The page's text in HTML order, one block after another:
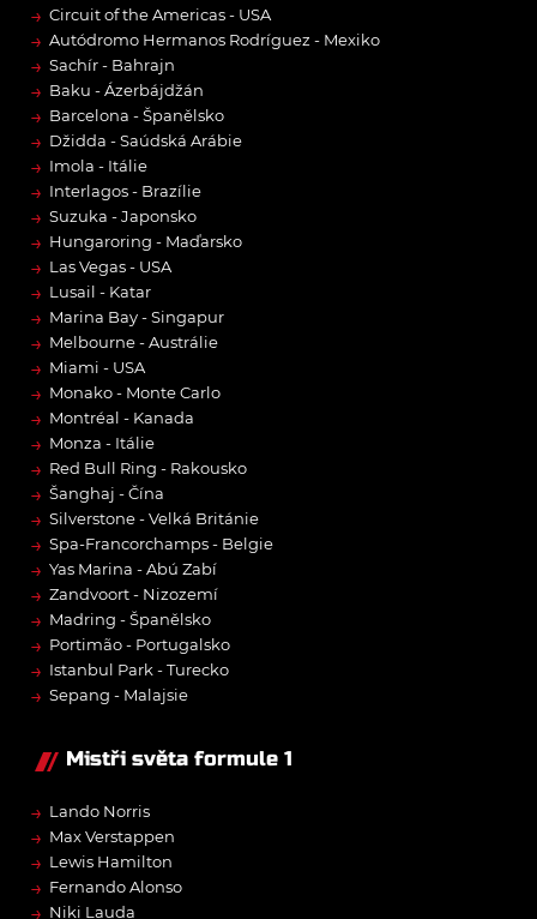
→ Circuit of the Americas - USA
→ Autódromo Hermanos Rodríguez - Mexiko
→ Sachír - Bahrajn
→ Baku - Ázerbájdžán
→ Barcelona - Španělsko
→ Džidda - Saúdská Arábie
→ Imola - Itálie
→ Interlagos - Brazílie
→ Suzuka - Japonsko
→ Hungaroring - Maďarsko
→ Las Vegas - USA
→ Lusail - Katar
→ Marina Bay - Singapur
→ Melbourne - Austrálie
→ Miami - USA
→ Monako - Monte Carlo
→ Montréal - Kanada
→ Monza - Itálie
→ Red Bull Ring - Rakousko
→ Šanghaj - Čína
→ Silverstone - Velká Británie
→ Spa-Francorchamps - Belgie
→ Yas Marina - Abú Zabí
→ Zandvoort - Nizozemí
→ Madring - Španělsko
→ Portimão - Portugalsko
→ Istanbul Park - Turecko
→ Sepang - Malajsie
Mistři světa formule 1
→ Lando Norris
→ Max Verstappen
→ Lewis Hamilton
→ Fernando Alonso
→ Niki Lauda